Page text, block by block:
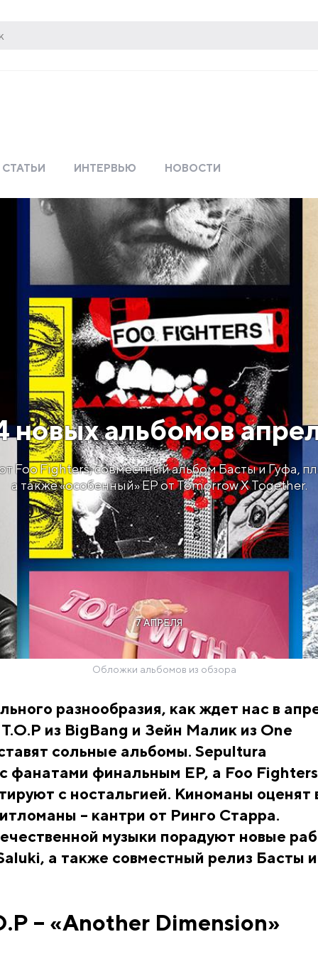
СТАТЬИ ИНТЕРВЬЮ НОВОСТИ
новых альбомов
Foo Fighters, совместный альбом Басты и Гуфа,
а также «особенный» EP от Tomorrow X Together.
7 АПРЕЛЯ
Обложки альбомов из обзора
разнообразия, как ждет нас в
из BigBang и Зейн Малик из One
сольные альбомы. Sepultura
фанатами финальным EP, а Foo Fighters
с ностальгией. Киноманы оценят
– кантри от Ринго Старра.
музыки порадуют новые
а также совместный релиз Басты и
– «Another Dimension»